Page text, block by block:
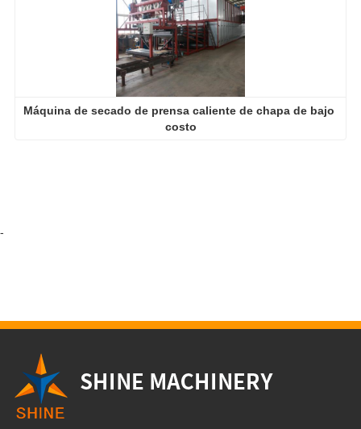
Máquina de secado de prensa caliente de chapa de bajo
costo
-